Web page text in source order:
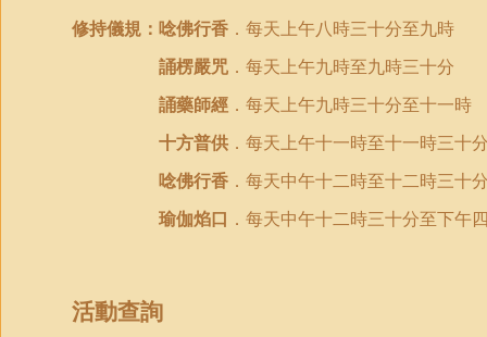
修持儀規 ： 唸佛行香 ．每天上午八時三十分至九時
誦楞嚴咒 ．每天上午九時至九時三十分
誦藥師經 ．每天上午九時三十分至十一時
十方普供 ．每天上午十一時至十一時三十
唸佛行香 ．每天中午十二時至十二時三十
瑜伽焰口 ．每天中午十二時三十分至下午
活動查詢